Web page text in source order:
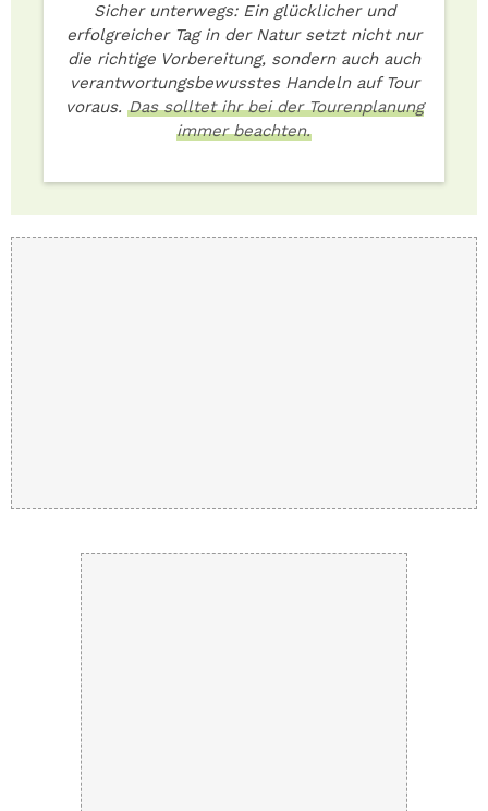
Sicher unterwegs: Ein glücklicher und
erfolgreicher Tag in der Natur setzt nicht nur
die richtige Vorbereitung, sondern auch auch
verantwortungsbewusstes Handeln auf Tour
voraus. Das solltet ihr bei der Tourenplanung
immer beachten.